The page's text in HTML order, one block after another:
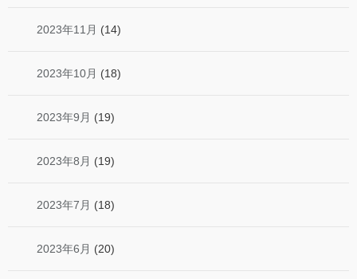
2023年11月 (14)
2023年10月 (18)
2023年9月 (19)
2023年8月 (19)
2023年7月 (18)
2023年6月 (20)